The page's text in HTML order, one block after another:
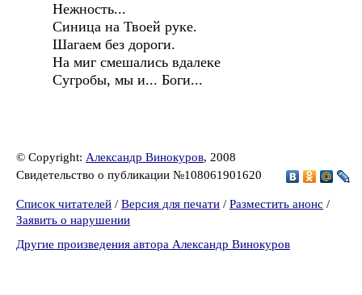
Нежность...
Синица на Твоей руке.
Шагаем без дороги.
На миг смешались вдалеке
Сугробы, мы и... Боги...
© Copyright: Александр Винокуров, 2008
Свидетельство о публикации №108061901620
Список читателей / Версия для печати / Разместить анонс /
Заявить о нарушении
Другие произведения автора Александр Винокуров